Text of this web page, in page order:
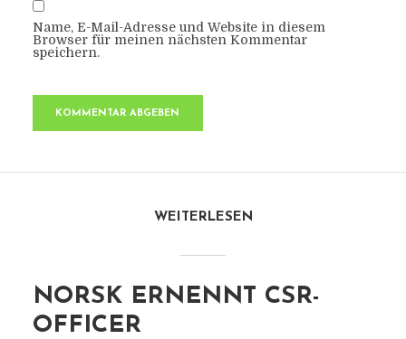
Name, E-Mail-Adresse und Website in diesem
Browser für meinen nächsten Kommentar
speichern.
WEITERLESEN
NORSK ERNENNT CSR-
OFFICER